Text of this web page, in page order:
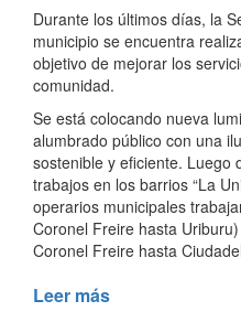
Durante los últimos días, la
municipio se encuentra
objetivo de mejorar los
comunidad.
Se está colocando nueva
alumbrado público con una
sostenible y eficiente. Luego
trabajos en los barrios “La
operarios municipales
Coronel Freire hasta
Coronel Freire hasta
Leer más